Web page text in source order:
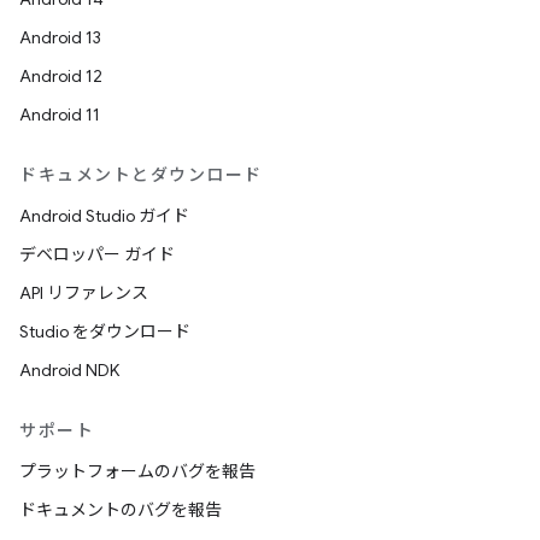
Android 13
Android 12
Android 11
ドキュメントとダウンロード
Android Studio ガイド
デベロッパー ガイド
API リファレンス
Studio をダウンロード
Android NDK
サポート
プラットフォームのバグを報告
ドキュメントのバグを報告